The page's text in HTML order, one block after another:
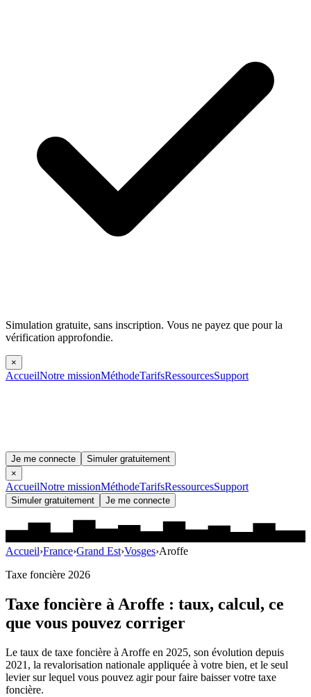
Simulation gratuite, sans inscription. Vous ne payez que pour la
vérification approfondie.
×
AccueilNotre missionMéthodeTarifsRessourcesSupport
Je me connecte
Simuler gratuitement
×
AccueilNotre missionMéthodeTarifsRessourcesSupport
Simuler gratuitement Je me connecte
Accueil›France›Grand Est›Vosges›Aroffe
Taxe foncière 2026
Taxe foncière àAroffe : taux, calcul, ce
que vous pouvez corriger
Le taux de taxe foncière à Aroffe en 2025, son évolution depuis
2021, la revalorisation nationale appliquée à votre bien, et le seul
levier sur lequel vous pouvez agir pour faire baisser votre taxe
foncière.